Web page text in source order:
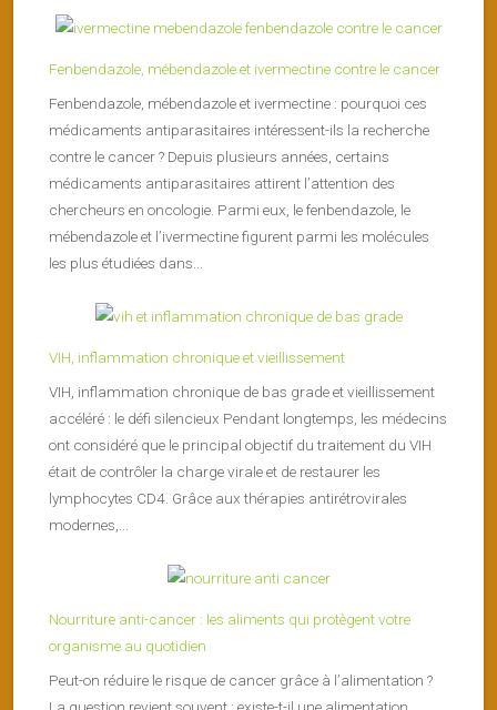
Fenbendazole, mébendazole et ivermectine contre le cancer
Fenbendazole, mébendazole et ivermectine : pourquoi ces
médicaments antiparasitaires intéressent-ils la recherche
contre le cancer ? Depuis plusieurs années, certains
médicaments antiparasitaires attirent l’attention des
chercheurs en oncologie. Parmi eux, le fenbendazole, le
mébendazole et l’ivermectine figurent parmi les molécules
les plus étudiées dans...
VIH, inflammation chronique et vieillissement
VIH, inflammation chronique de bas grade et vieillissement
accéléré : le défi silencieux Pendant longtemps, les médecins
ont considéré que le principal objectif du traitement du VIH
était de contrôler la charge virale et de restaurer les
lymphocytes CD4. Grâce aux thérapies antirétrovirales
modernes,...
Nourriture anti-cancer : les aliments qui protègent votre
organisme au quotidien
Peut-on réduire le risque de cancer grâce à l’alimentation ?